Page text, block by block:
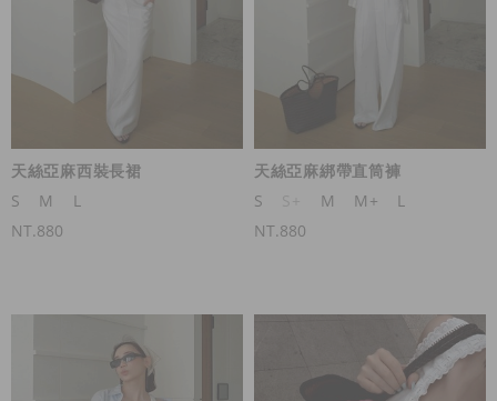
天絲亞麻西裝長裙
S
M
L
NT.880
天絲亞麻綁帶直筒褲
S
M M+
L
NT.880